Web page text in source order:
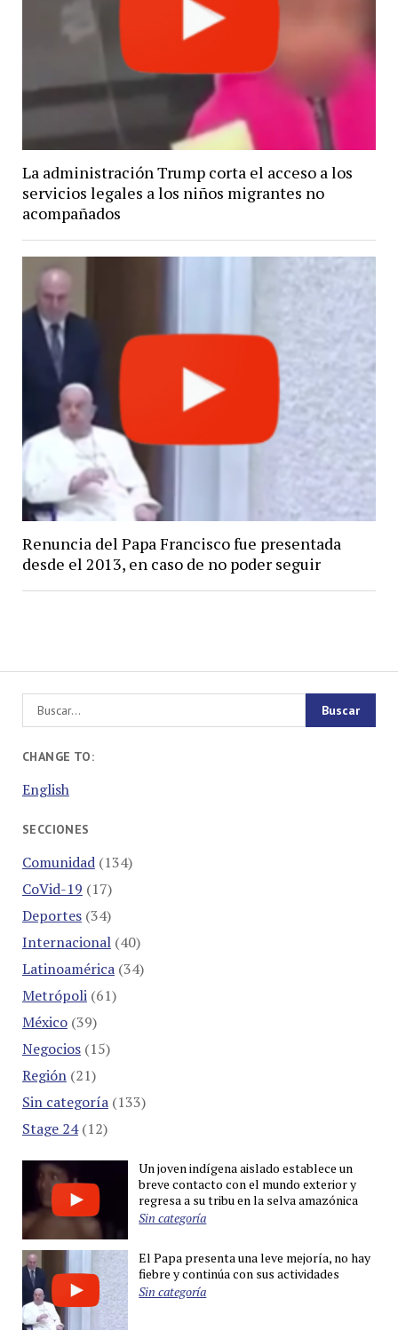
La administración Trump corta el acceso a los
servicios legales a los niños migrantes no
acompañados
Renuncia del Papa Francisco fue presentada
desde el 2013, en caso de no poder seguir
CHANGE TO:
English
SECCIONES
Comunidad(134)
CoVid-19 (17)
Deportes(34)
Internacional(40)
Latinoamérica(34)
Metrópoli(61)
México(39)
Negocios(15)
Región(21)
Sin categoría(133)
Stage 24(12)
Un joven indígena aislado establece un
breve contacto con el mundo exterior y
regresa a su tribu en la selva amazónica
Sin categoría
El Papa presenta una leve mejoría, no hay
fiebre y continúa con sus actividades
Sin categoría